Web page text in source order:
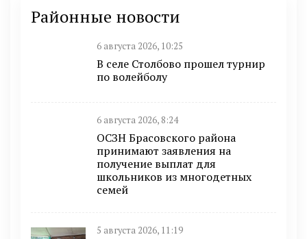
Районные новости
6 августа 2026, 10:25
В селе Столбово прошел турнир
по волейболу
6 августа 2026, 8:24
ОСЗН Брасовского района
принимают заявления на
получение выплат для
школьников из многодетных
семей
5 августа 2026, 11:19